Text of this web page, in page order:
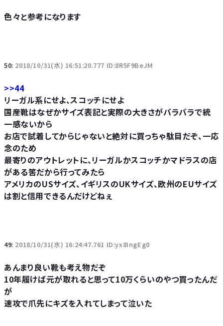
色々と参考になります
50: 2018/10/31(水) 16:51:20.777 ID:8R5F9BeJM
>>44
リーガル系にせよ、スコッチにせよ
国産靴はなぜかサイズ表記と実際の大きさがバラバラで統
一感ないから
お店で試着してからじゃないと絶対に買っちゃ駄目だぞ、一応
念のため
最寄りのアウトレットに、リーガルかスコッチかマドラスの店
がある筈だから行ってみたら
アメリカのUSサイズ、イギリスのUKサイズ、欧州のEUサイズ
は割と信用できるんだけどねぇ
49: 2018/10/31(水) 16:24:47.761 ID:yx8IngEg0
あんまり良い靴も考え物だぞ
10年履けば元が取れると思って10万くらいのやつ買ったんだ
が
速攻で爪先にキズを入れてしまって泣いた